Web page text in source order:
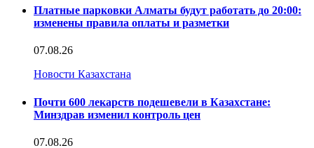
Платные парковки Алматы будут работать до 20:00:
изменены правила оплаты и разметки
07.08.26
Новости Казахстана
Почти 600 лекарств подешевели в Казахстане:
Минздрав изменил контроль цен
07.08.26